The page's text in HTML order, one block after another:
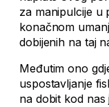
za manipulcije u
konačnom
dobijenih na taj
Međutim ono
uspostavljanje
na dobit kod